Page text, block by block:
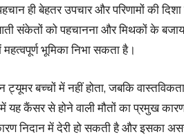
ही बेहतर उपचार और परिणामों की
संकेतों को पहचानना और मिथकों के बजाय
भूमिका निभा सकता है।
बच्चों में नहीं होता, जबकि
में यह कैंसर से होने वाली मौतों का प्रमुख
निदान में देरी हो सकती है और इसका असर